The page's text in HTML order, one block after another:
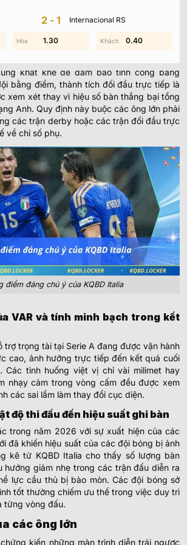
2-1 Internacional RS
0.20 0.20
1.30 0.40
nổi tiếng với tư duy chiến thuật thực dụng
ngự trứ danh (Catenaccio).
và tiêu chí xếp hạng chuyên sâu
khắt khe để đảm bảo tính công bằng
bằng điểm, thành tích đối đầu trực tiếp là
xem xét thay vì hiệu số bàn thắng bại tổng
Anh. Quy định này buộc các ông lớn phải
các trận derby hoặc các trận đối đầu trực
về chỉ số phụ.
điểm đáng chú ý của KQBD Italia
VAR và tính minh bạch trong kết
trợ trọng tài tại Serie A đang được vận hành
cao, ảnh hưởng trực tiếp đến kết quả cuối
Các tình huống việt vị chỉ vài milimet hay
nhạy cảm trong vòng cấm đều được xem
các sai lầm làm thay đổi cục diện.
độ thi đấu đến hiệu suất ghi bàn
trong năm 2026 với sự xuất hiện của các
đã khiến hiệu suất của các đội bóng bị ảnh
kê từ KQBD Italia cho thấy số lượng bàn
hướng giảm nhẹ trong các trận đấu diễn ra
lực cầu thủ bị bào mòn. Các đội bóng sở
tốt thường chiếm ưu thế trong việc duy trì
từng vòng đấu.
các ông lớn
kiến những màn trình diễn trái ngược